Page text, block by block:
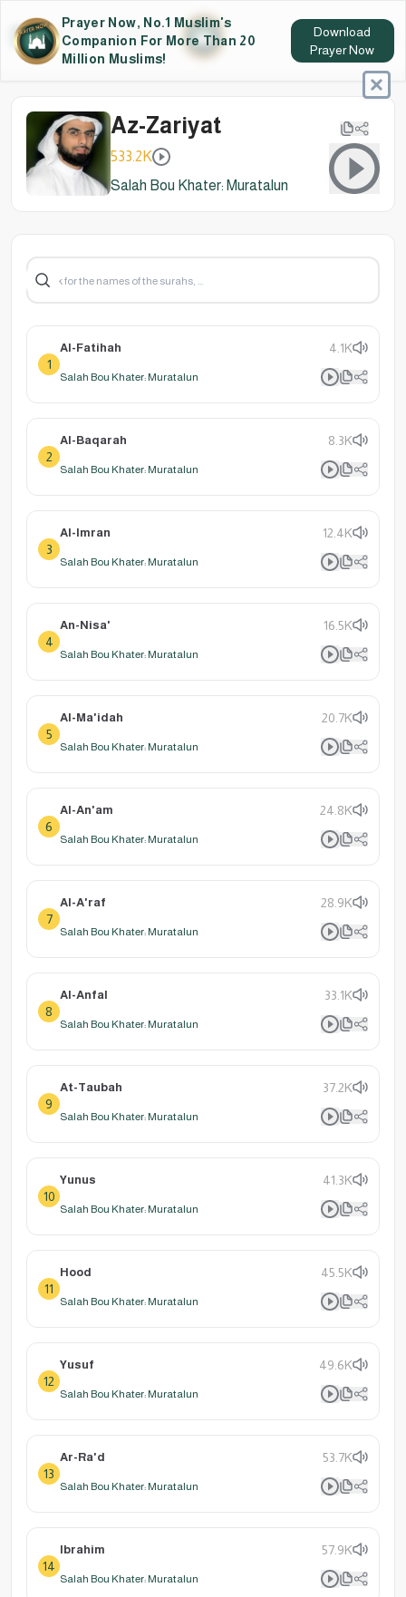
Prayer Now, No.1 Muslim's
Companion For More Than 20
Million Muslims!
Download
Prayer Now
Az-Zariyat
533.2K
Salah Bou Khater: Muratalun
1
Al-Fatihah 4.1K
Salah Bou Khater: Muratalun
2
Al-Baqarah 8.3K
Salah Bou Khater: Muratalun
3
Al-Imran 12.4K
Salah Bou Khater: Muratalun
4
An-Nisa' 16.5K
Salah Bou Khater: Muratalun
5
Al-Ma'idah 20.7K
Salah Bou Khater: Muratalun
6
Al-An'am 24.8K
Salah Bou Khater: Muratalun
7
Al-A'raf 28.9K
Salah Bou Khater: Muratalun
8
Al-Anfal 33.1K
Salah Bou Khater: Muratalun
9
At-Taubah 37.2K
Salah Bou Khater: Muratalun
10
Yunus 41.3K
Salah Bou Khater: Muratalun
11
Hood 45.5K
Salah Bou Khater: Muratalun
12
Yusuf 49.6K
Salah Bou Khater: Muratalun
13
Ar-Ra'd 53.7K
Salah Bou Khater: Muratalun
14
Ibrahim 57.9K
Salah Bou Khater: Muratalun